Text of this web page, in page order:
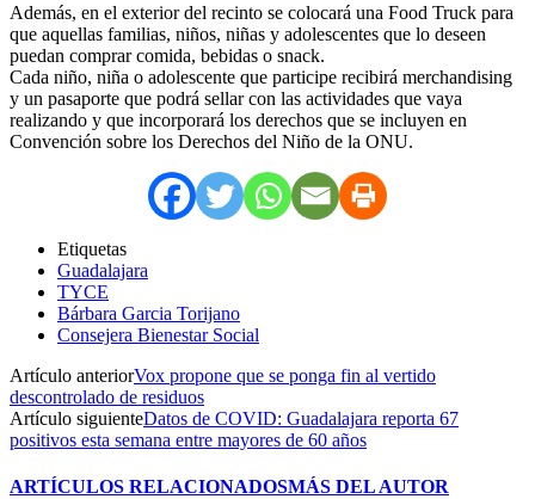
Además, en el exterior del recinto se colocará una Food Truck para
que aquellas familias, niños, niñas y adolescentes que lo deseen
puedan comprar comida, bebidas o snack.
Cada niño, niña o adolescente que participe recibirá merchandising
y un pasaporte que podrá sellar con las actividades que vaya
realizando y que incorporará los derechos que se incluyen en
Convención sobre los Derechos del Niño de la ONU.
Etiquetas
Guadalajara
TYCE
Bárbara Garcia Torijano
Consejera Bienestar Social
Artículo anteriorVox propone que se ponga fin al vertido
descontrolado de residuos
Artículo siguienteDatos de COVID: Guadalajara reporta 67
positivos esta semana entre mayores de 60 años
ARTÍCULOS RELACIONADOSMÁS DEL AUTOR